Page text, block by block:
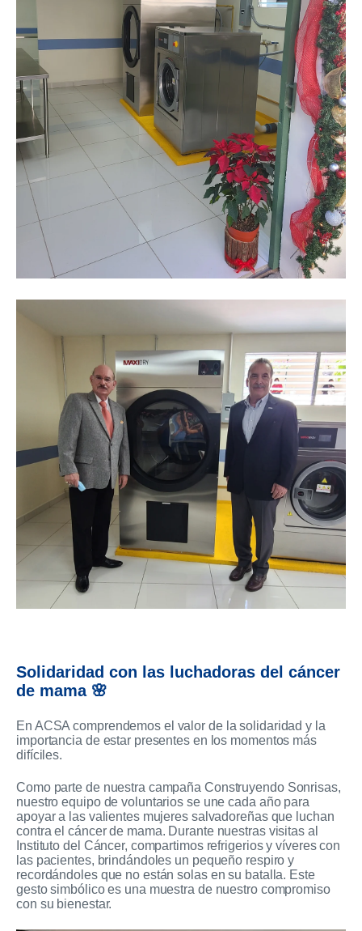
Solidaridad con las luchadoras del cáncer
de mama 🌸
En ACSA comprendemos el valor de la solidaridad y la
importancia de estar presentes en los momentos más
difíciles.
Como parte de nuestra campaña Construyendo Sonrisas,
nuestro equipo de voluntarios se une cada año para
apoyar a las valientes mujeres salvadoreñas que luchan
contra el cáncer de mama. Durante nuestras visitas al
Instituto del Cáncer, compartimos refrigerios y víveres con
las pacientes, brindándoles un pequeño respiro y
recordándoles que no están solas en su batalla. Este
gesto simbólico es una muestra de nuestro compromiso
con su bienestar.